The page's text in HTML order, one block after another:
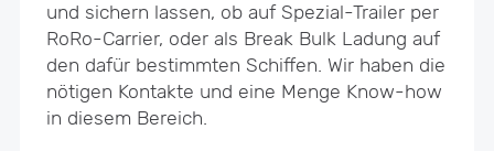
und sichern lassen, ob auf Spezial-Trailer per
RoRo-Carrier, oder als Break Bulk Ladung auf
den dafür bestimmten Schiffen. Wir haben die
nötigen Kontakte und eine Menge Know-how
in diesem Bereich.